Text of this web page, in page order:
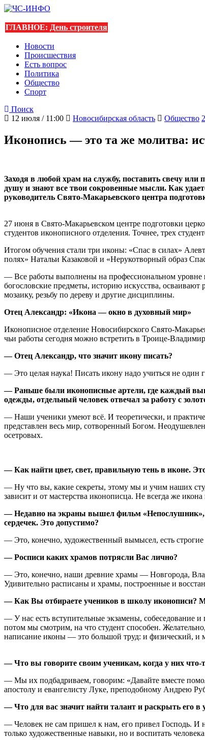
ГЛАВНОЕ: День строителя
Новости
Происшествия
Есть вопрос
Политика
Общество
Спорт
Поиск
12 июля / 11:00
Новосибирская область Общество
Иконопись — это та же молитва:
Заходя в любой храм на службу, поставить свечу или
душу и знают все твои сокровенные мысли. Как
руководитель Свято-Макарьевского центра
27 июня в Свято-Макарьевском центре подготовки
студентов иконописного отделения. Точнее, трех
Итогом обучения стали три иконы: «Спас в силах»
полях» Натальи Казаковой и «Нерукотворный образ
— Все работы выполнены на профессиональном
богословские предметы, историю искусства,
мозаику, резьбу по дереву и другие дисциплины.
Отец Александр: «Икона — окно в духовный мир»
Иконописное отделение Новосибирского Свято-
чьи работы сегодня можно встретить в Троице-
— Отец Александр, что значит икону писать?
— Это целая наука! Писать икону надо учиться не один
— Раньше были иконописные артели, где каждый
одежды, отдельный человек отвечал за работу с
— Наши ученики умеют всё. И теоретически, и
представлен весь мир, сотворенный Богом.
осетровых.
— Как найти цвет, свет, правильную тень в иконе.
— Ну что вы, какие секреты, этому мы и учим наших
зависит и от мастерства иконописца. Не всегда же
— Недавно на экраны вышел фильм «Непослушник»,
сердечек. Это допустимо?
— Это, конечно, художественный вымысел, есть
— Росписи каких храмов потрясли Вас лично?
— Это, конечно, наши древние храмы — Новгорода,
Удивительно расписаны и храмы, построенные и
— Как Вы отбираете учеников в школу иконописи?
— У нас есть вступительные экзамены, собеседование
потом мы смотрим, на что студент способен.
написание иконы — это большой труд: и физический,
— Что вы говорите своим ученикам, когда у них что-
— Мы их подбадриваем, говорим: «Давайте вместе
апостолу и евангелисту Луке, преподобному Андрею
— Что для вас значит найти талант и раскрыть его в
— Человек не сам пришел к нам, его привел Господь. И
только художественные навыки, но и воспитать